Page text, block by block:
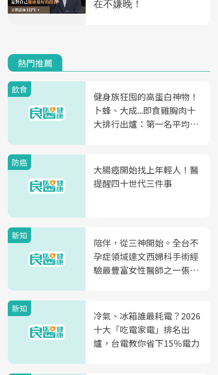
熱門推薦
飲食
健身族狂囤的高蛋白神物！
卜蜂、大成...即食雞胸肉十
大排行出爐：第一名平均一
防癌
大腸癌開始找上年輕人！醫
提醒四十世代三件事
新知
陪伴，從三神開始。全台不
孕症領域達文西婦科手術經
驗最豐富女性醫師之一張永
光田醫院建構360度女性健
康照護生態圈
新知
冷氣、冰箱誰最耗電？2026
十大「吃電家電」排名出
爐，台電教你省下15％電力